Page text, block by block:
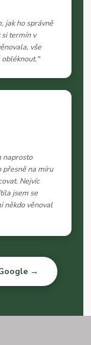
jak ho správně
termín v
vše
obléknout."
naprosto
přesně na míru
Nejvíc
jsem se
někdo věnoval
→